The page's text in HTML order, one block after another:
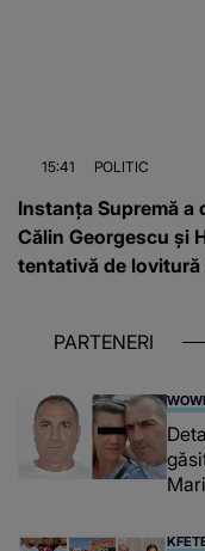
15:41 POLITIC
Instanța Supremă a
Călin Georgescu și
tentativă de lovitură
PARTENERI